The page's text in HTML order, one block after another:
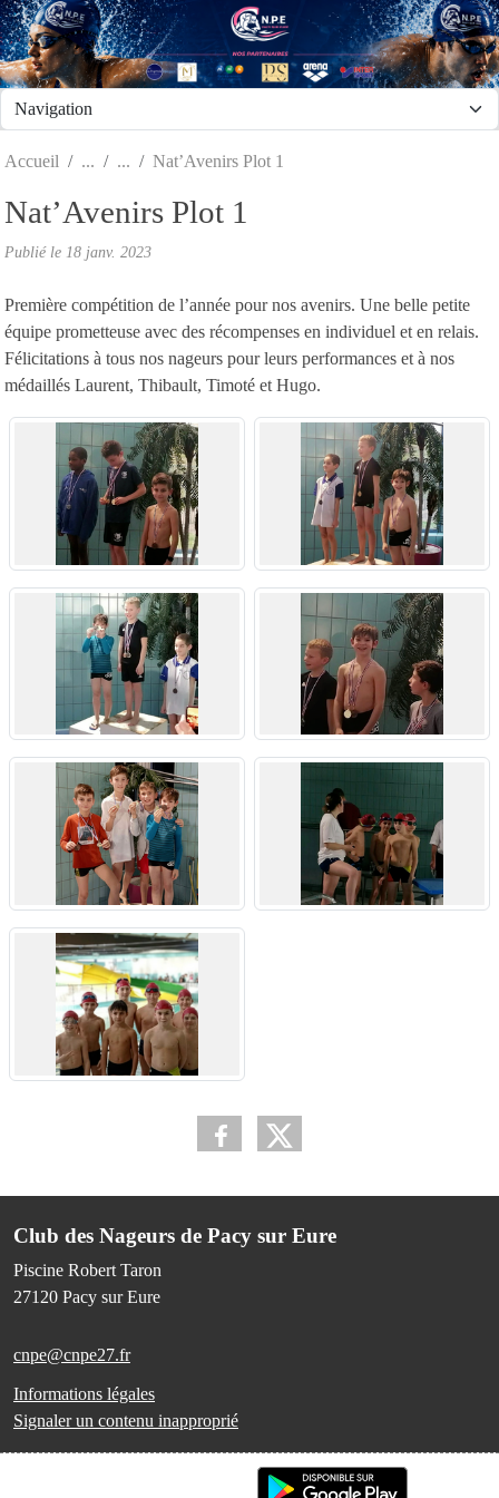
Accueil Nat’Avenirs Plot 1
Nat’Avenirs Plot 1
Publié le 18 janv. 2023
Première compétition de l’année pour nos avenirs. Une belle petite
équipe prometteuse avec des récompenses en individuel et en relais.
Félicitations à tous nos nageurs pour leurs performances et à nos
médaillés Laurent, Thibault, Timoté et Hugo.
Club des Nageurs de Pacy sur Eure
Piscine Robert Taron
27120 Pacy sur Eure
cnpe@cnpe27.fr
Informations légales
Signaler un contenu inapproprié
Panneau de gestion des cookies